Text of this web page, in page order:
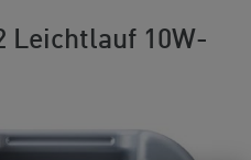
Leichtlauf 10W-